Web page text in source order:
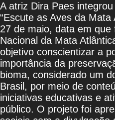
A atriz Dira Paes
“Escute as Aves da Mata
27 de maio, data em que
Nacional da Mata
objetivo conscientizar a
importância da
bioma, considerado um
Brasil, por meio de
iniciativas educativas e
público. O projeto foi